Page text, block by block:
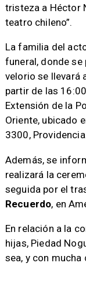
tristeza a Héctor
teatro chileno”.
La familia del
funeral, donde se
velorio se llevará
partir de las
Extensión de la
Oriente, ubicado
3300,
Además, se
realizará la
seguida por el
Recuerdo, en
En relación a la
hijas, Piedad
sea, y con mucha